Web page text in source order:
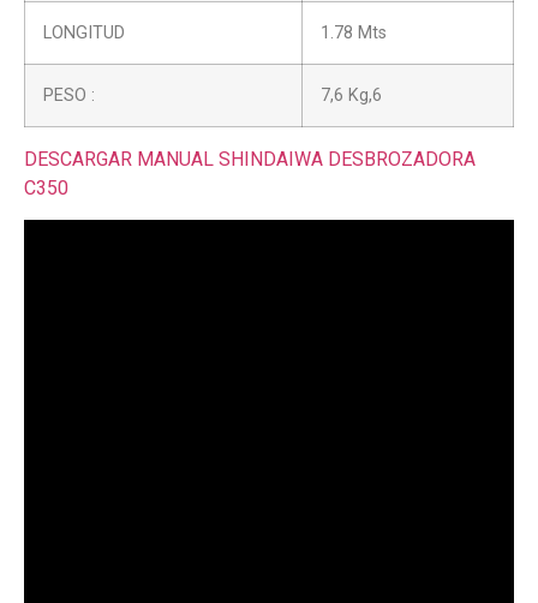
LONGITUD 1.78 Mts
PESO : 7,6 Kg,6
​DESCARGAR MANUAL SHINDAIWA DESBROZADORA
C350